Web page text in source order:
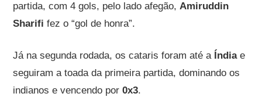
partida, com 4 gols, pelo lado afegão,Amiruddin
Sharifi fez o “gol de honra”.
Já na segunda rodada, os cataris foram até a Índiae
seguiram a toada da primeira partida, dominando os
indianos e vencendo por0x3.